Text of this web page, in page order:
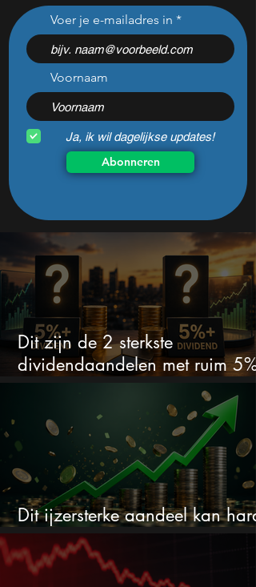
Dit ijzersterke aandeel kan
hard stijgen maar bijna
niemand kijkt
Voer je e-mailadres in
Voornaam
Ja, ik wil dagelijkse updates!
Abonneren
Dit zijn de 2 sterkste
dividendaandelen met ruim 5%
Dit ijzersterke aandeel kan hard
stijgen maar bijna niemand kijkt